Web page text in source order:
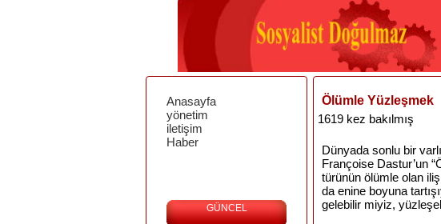
Anasayfa
yönetim
iletişim
Haber
GÜNCEL
Ölümle Yüzleşmek
1619 kez bakılmış
Dünyada sonlu bir
Françoise Dastur’un
türünün ölümle olan
da enine boyuna
gelebilir miyiz,